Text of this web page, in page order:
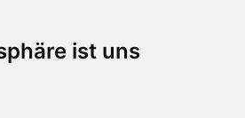
ist uns
SKI APP
APP für iOS und Android - Ein